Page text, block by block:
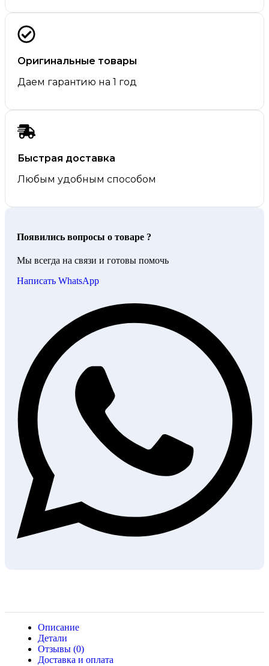
Оригинальные товары
Даем гарантию на 1 год
Быстрая доставка
Любым удобным способом
Появились вопросы о товаре ?
Мы всегда на связи и готовы помочь
Написать WhatsApp
Описание
Детали
Отзывы (0)
Доставка и оплата